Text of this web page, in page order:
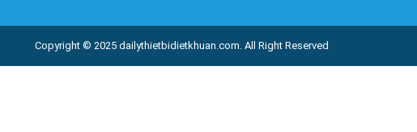
Copyright © 2025 dailythietbidietkhuan.com. All Right Reserved